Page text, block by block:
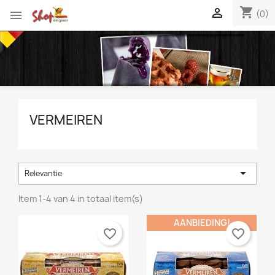
 shopping_cart (0)

VERMEIREN
Relevantie 
Item 1-4 van 4 in totaal item(s)
favorite_border
AANBIEDING!
favorite_border